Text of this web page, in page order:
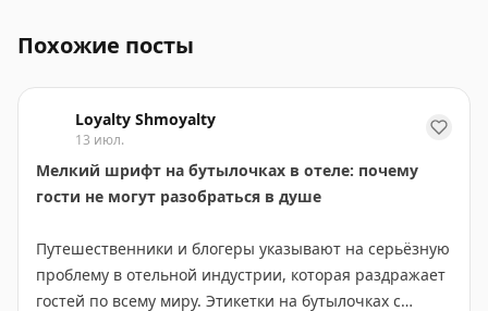
Похожие посты
Loyalty Shmoyalty
13 июл.
Мелкий шрифт на бутылочках в отеле: почему
гости не могут разобраться в душе
Путешественники и блогеры указывают на серьёзную
проблему в отельной индустрии, которая раздражает
гостей по всему миру. Этикетки на бутылочках с